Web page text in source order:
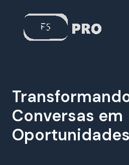
Conversas em
Oportunidades